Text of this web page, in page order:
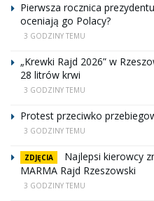
Pierwsza rocznica
oceniają go Polacy?
3 GODZINY TEMU
„Krewki Rajd 2026” w
28 litrów krwi
3 GODZINY TEMU
Protest przeciwko
3 GODZINY TEMU
ZDJĘCIA
Najlepsi kierowcy
MARMA Rajd Rzeszowski
3 GODZINY TEMU